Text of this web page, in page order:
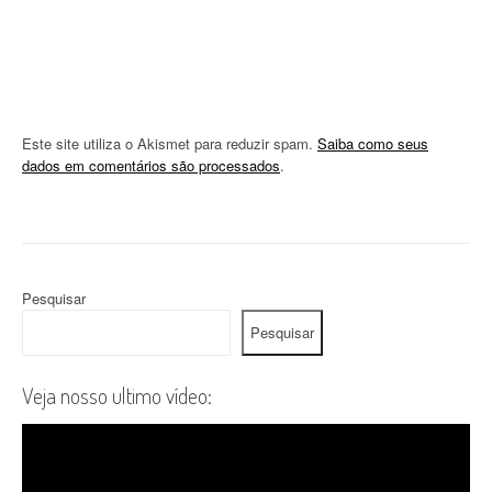
Este site utiliza o Akismet para reduzir spam. Saiba como seus
dados em comentários são processados.
Pesquisar
Pesquisar
Veja nosso ultimo vídeo: